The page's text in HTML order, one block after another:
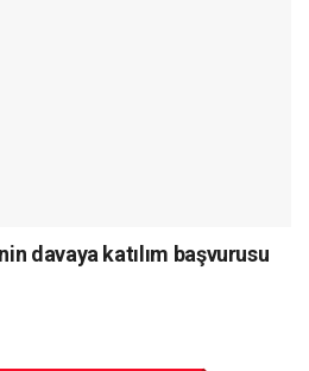
davaya katılım başvurusu